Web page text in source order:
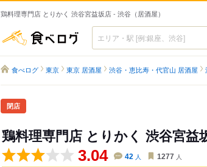
鶏料理専門店 とりかく 渋谷宮益坂店 - 渋谷（居酒屋）
食べログ
食べログ 東京 東京 居酒屋 渋谷・恵比寿・代官山 居酒屋
閉店
鶏料理専門店 とりかく 渋谷宮益
3.04 42 人 1277 人